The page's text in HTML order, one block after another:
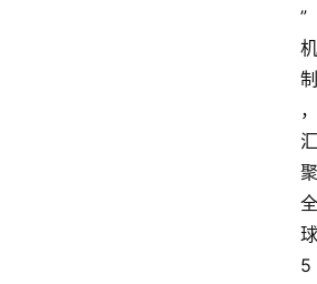
”
机
制
，
汇
聚
全
球
5